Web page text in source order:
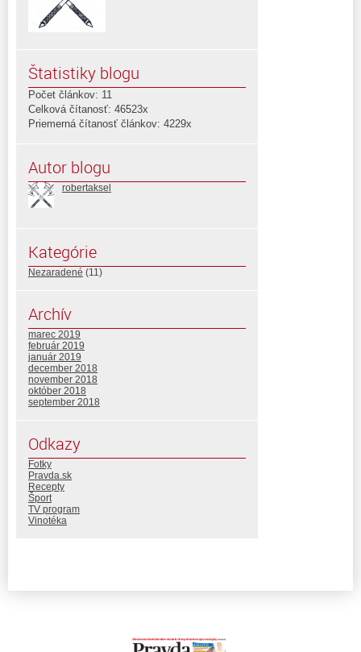
Štatistiky blogu
Počet článkov: 11
Celková čítanosť: 46523x
Priemerná čítanosť článkov: 4229x
Autor blogu
robertaksel
Kategórie
Nezaradené (11)
Archív
marec 2019
február 2019
január 2019
december 2018
november 2018
október 2018
september 2018
Odkazy
Fotky
Pravda.sk
Recepty
Šport
TV program
Vinotéka